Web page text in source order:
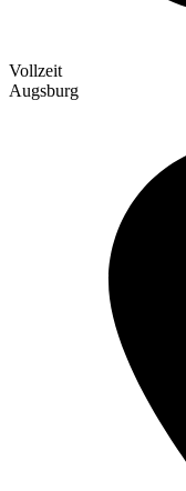
Vollzeit
Augsburg